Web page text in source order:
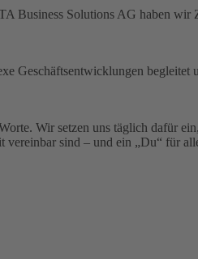
Business Solutions AG haben wir
Geschäftsentwicklungen
Wir setzen uns täglich dafür
sind – und ein „Du“ für